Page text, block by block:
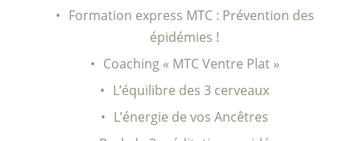
Formation express MTC : Prévention des
épidémies !
Coaching « MTC Ventre Plat »
L’équilibre des 3 cerveaux
L’énergie de vos Ancêtres